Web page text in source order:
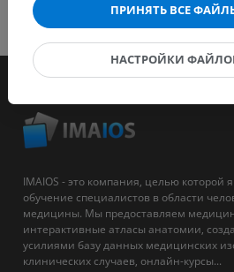
IMAIOS - это компания, целью которой
обучение специалистов в области
медицины. Мы предоставляем
интерактивные атласы анатомии,
усилиями базу данных медицинских
клинических случаев, онлайн-курсы...
ПРИНЯТЬ ВСЕ ФАЙЛЫ
НАСТРОЙКИ ФАЙЛОВ